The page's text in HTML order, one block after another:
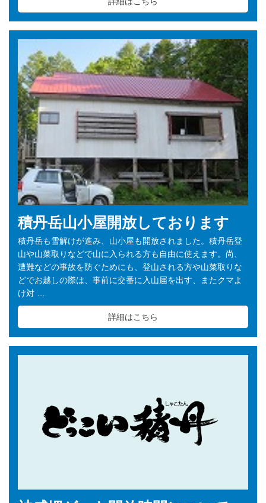
積丹岳山小屋開放しております
積丹岳も雪解けが進み、山小屋も開放されました。積丹岳登
山や山菜取りなどで山に入られる方も自由に使えます。尚、
遭難などの事故を防ぐためにも、登山される方や山菜取りな
どでお越しの際は、事前に交番に入山届を出す、またクマよ
け対 …
詳細はこちら